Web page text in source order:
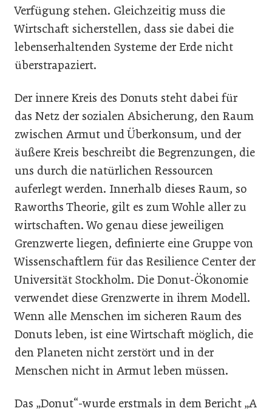
Verfügung stehen. Gleichzeitig muss die
Wirtschaft sicherstellen, dass sie dabei die
lebenserhaltenden Systeme der Erde nicht
überstrapaziert.
Der innere Kreis des Donuts steht dabei für
das Netz der sozialen Absicherung, den Raum
zwischen Armut und Überkonsum, und der
äußere Kreis beschreibt die Begrenzungen, die
uns durch die natürlichen Ressourcen
auferlegt werden. Innerhalb dieses Raum, so
Raworths Theorie, gilt es zum Wohle aller zu
wirtschaften. Wo genau diese jeweiligen
Grenzwerte liegen, definierte eine Gruppe von
Wissenschaftlern für das Resilience Center der
Universität Stockholm. Die Donut-Ökonomie
verwendet diese Grenzwerte in ihrem Modell.
Wenn alle Menschen im sicheren Raum des
Donuts leben, ist eine Wirtschaft möglich, die
den Planeten nicht zerstört und in der
Menschen nicht in Armut leben müssen.
Das „Donut“-wurde erstmals in dem Bericht „A